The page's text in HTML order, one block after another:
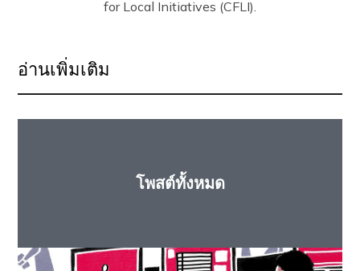
for Local Initiatives (CFLI).
อ่านเพิ่มเติม
โพสต์ทั้งหมด